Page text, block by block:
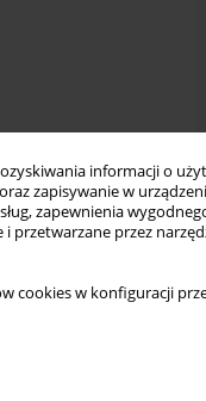
informacji o
zapisywanie w
zapewnienia
i przetwarzane przez
cookies w konfiguracji